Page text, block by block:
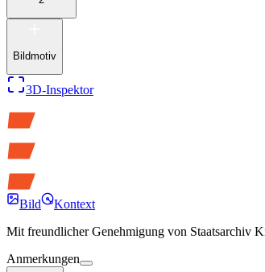
Bildmotiv
3D-Inspektor
Bild
Kontext
Mit freundlicher Genehmigung von Staatsarchiv
Anmerkungen